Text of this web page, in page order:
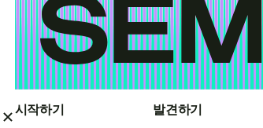
시작하기 발견하기